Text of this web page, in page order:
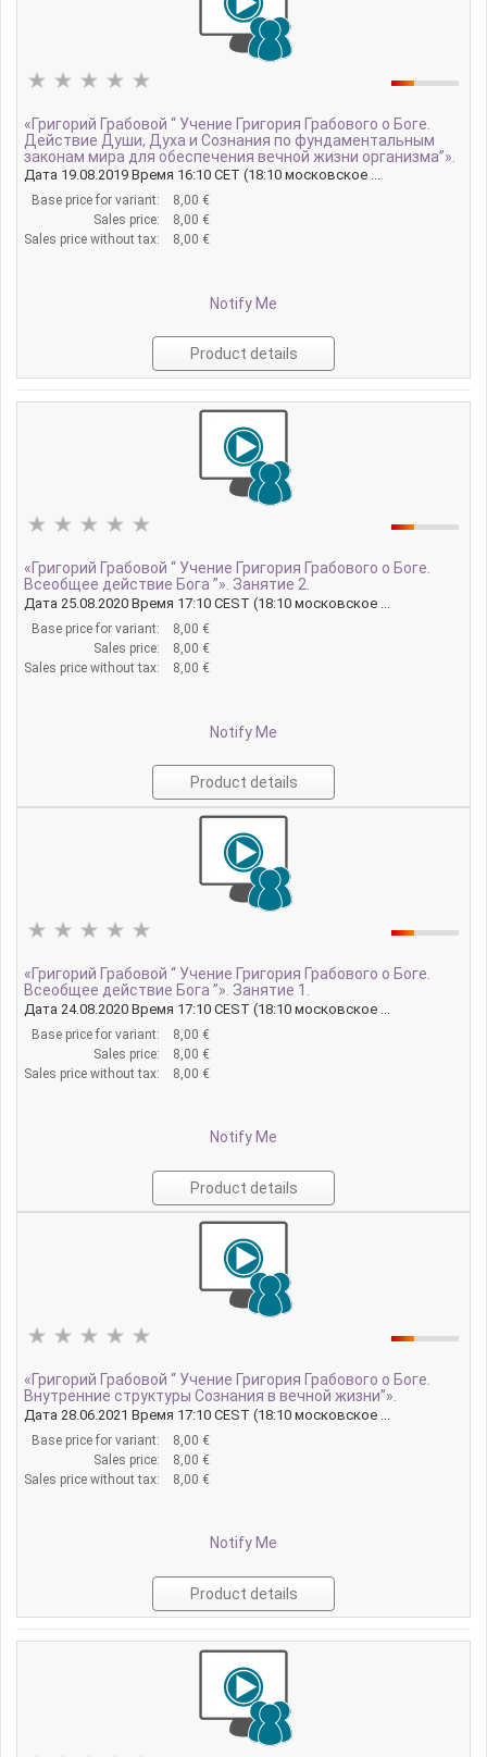
«Григорий Грабовой “ Учение Григория Грабового о Боге.
Действие Души, Духа и Сознания по фундаментальным
законам мира для обеспечения вечной жизни организма”».
Дата 19.08.2019 Время 16:10 CET (18:10 московское ...
Base price for variant:
8,00 €
Sales price:
8,00 €
Sales price without tax:
8,00 €
Notify Me
Product details
«Григорий Грабовой “ Учение Григория Грабового о Боге.
Всеобщее действие Бога ”». Занятие 2.
Дата 25.08.2020 Время 17:10 CEST (18:10 московское ...
Base price for variant:
8,00 €
Sales price:
8,00 €
Sales price without tax:
8,00 €
Notify Me
Product details
«Григорий Грабовой “ Учение Григория Грабового о Боге.
Всеобщее действие Бога ”». Занятие 1.
Дата 24.08.2020 Время 17:10 CEST (18:10 московское ...
Base price for variant:
8,00 €
Sales price:
8,00 €
Sales price without tax:
8,00 €
Notify Me
Product details
«Григорий Грабовой “ Учение Григория Грабового о Боге.
Внутренние структуры Сознания в вечной жизни”».
Дата 28.06.2021 Время 17:10 CEST (18:10 московское ...
Base price for variant:
8,00 €
Sales price:
8,00 €
Sales price without tax:
8,00 €
Notify Me
Product details